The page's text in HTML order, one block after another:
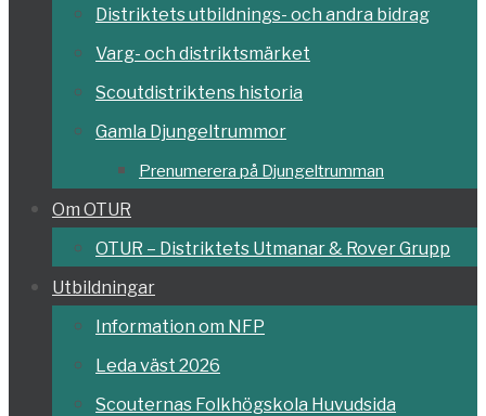
Distriktets utbildnings- och andra bidrag
Varg- och distriktsmärket
Scoutdistriktens historia
Gamla Djungeltrummor
Prenumerera på Djungeltrumman
Om OTUR
OTUR – Distriktets Utmanar & Rover Grupp
Utbildningar
Information om NFP
Leda väst 2026
Scouternas Folkhögskola Huvudsida